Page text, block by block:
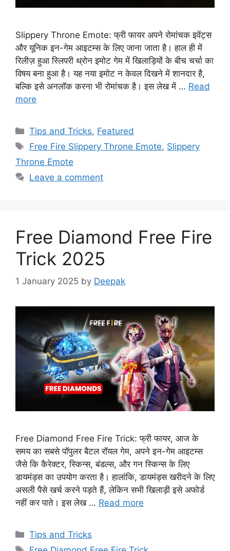
Slippery Throne Emote: फ्री फायर अपने रोमांचक इवेंट्स
और यूनिक इन-गेम आइटम्स के लिए जाना जाता है। हाल ही में
रिलीज़ हुआ स्लिपरी थ्रोन इमोट गेम में खिलाड़ियों के बीच चर्चा का
विषय बना हुआ है। यह नया इमोट न केवल दिखने में शानदार है,
बल्कि इसे अनलॉक करना भी रोमांचक है। इस लेख में … Read
more
Categories
Tips and Tricks, Featured
Tags
Free Fire Slippery Throne Emote, Slippery
Throne Emote
Leave a comment
Free Diamond Free Fire
Trick 2025
1 January 2025 by Deepak
Free Diamond Free Fire Trick: फ्री फायर, आज के
समय का सबसे पॉपुलर बैटल रॉयल गेम, अपने इन-गेम आइटम्स
जैसे कि कैरेक्टर, स्किन्स, बंडल्स, और गन स्किन्स के लिए
डायमंड्स का उपयोग करता है। हालांकि, डायमंड्स खरीदने के लिए
असली पैसे खर्च करने पड़ते हैं, लेकिन सभी खिलाड़ी इसे अफोर्ड
नहीं कर पाते। इस लेख … Read more
Categories
Tips and Tricks
Tags